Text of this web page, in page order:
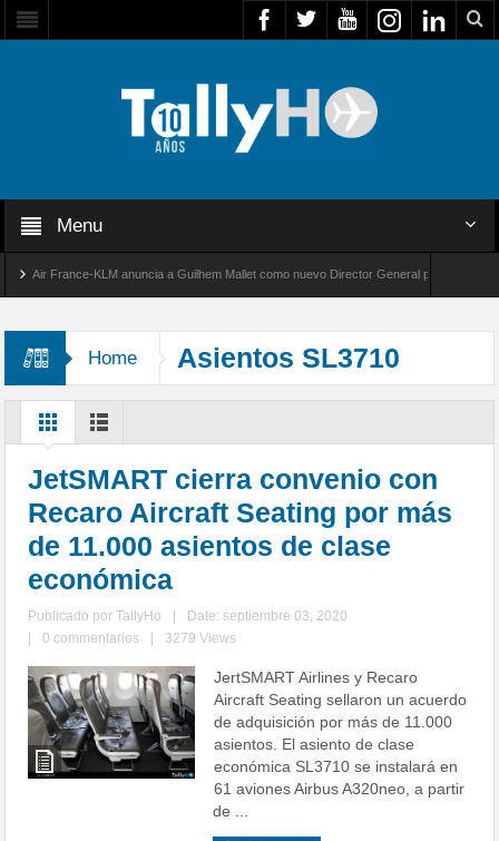
Menu
Air France-KLM anuncia a Guilhem Mallet como nuevo Director General para América
Home Asientos SL3710
JetSMART cierra convenio con
Recaro Aircraft Seating por más
de 11.000 asientos de clase
económica
Publicado porTallyHo
Date: septiembre 03, 2020
0 commentarios 3279 Views
JertSMART Airlines y Recaro
Aircraft Seating sellaron un acuerdo
de adquisición por más de 11.000
asientos. El asiento de clase
económica SL3710 se instalará en
61 aviones Airbus A320neo, a partir
de ...